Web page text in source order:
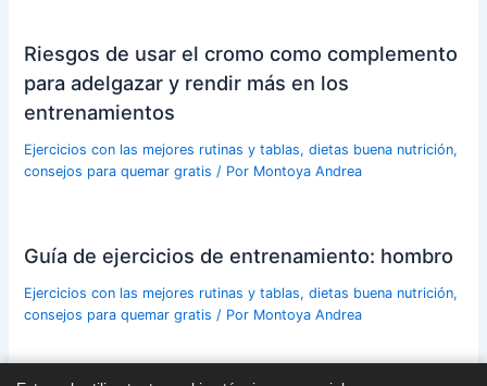
Riesgos de usar el cromo como complemento
para adelgazar y rendir más en los
entrenamientos
Ejercicios con las mejores rutinas y tablas, dietas buena nutrición,
consejos para quemar gratis / Por Montoya Andrea
Guía de ejercicios de entrenamiento: hombro
Ejercicios con las mejores rutinas y tablas, dietas buena nutrición,
consejos para quemar gratis / Por Montoya Andrea